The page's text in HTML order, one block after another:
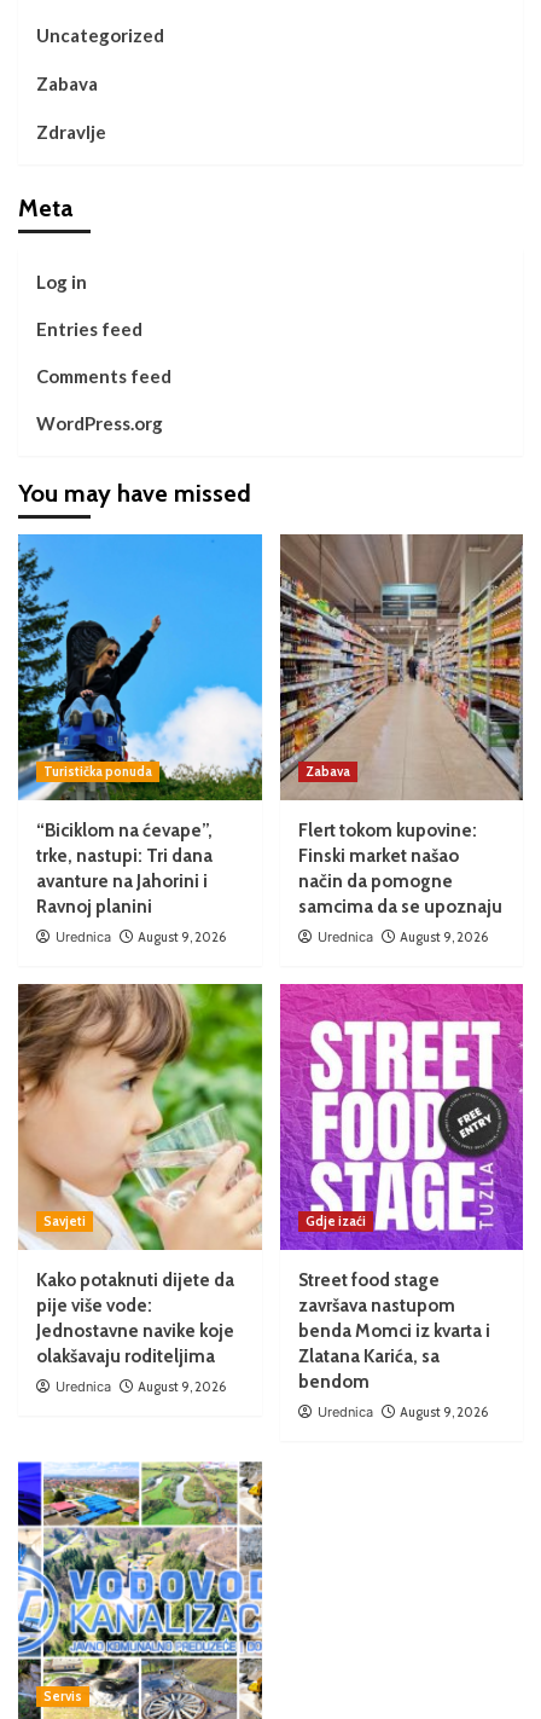
Uncategorized
Zabava
Zdravlje
Meta
Log in
Entries feed
Comments feed
WordPress.org
You may have missed
Turistička ponuda
“Biciklom na ćevape”,
trke, nastupi: Tri dana
avanture na Jahorini i
Ravnoj planini
Urednica August 9, 2026
Zabava
Flert tokom kupovine:
Finski market našao
način da pomogne
samcima da se upoznaju
Urednica August 9, 2026
Savjeti
Kako potaknuti dijete da
pije više vode:
Jednostavne navike koje
olakšavaju roditeljima
Urednica August 9, 2026
Gdje izaći
Street food stage
završava nastupom
benda Momci iz kvarta i
Zlatana Karića, sa
bendom
Urednica August 9, 2026
Servis